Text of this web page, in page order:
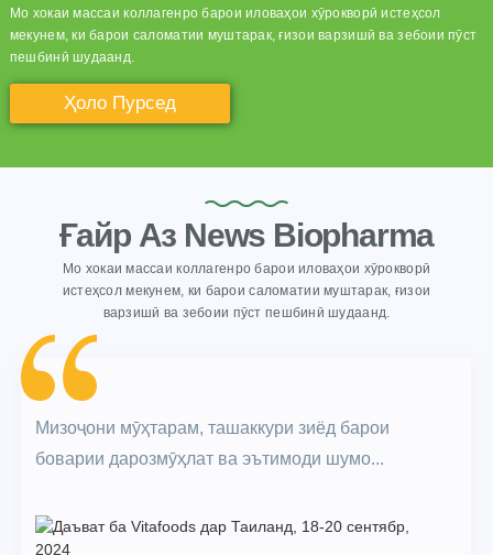
Мо хокаи массаи коллагенро барои иловаҳои хӯрокворӣ истеҳсол
мекунем, ки барои саломатии муштарак, ғизои варзишӣ ва зебоии пӯст
пешбинӣ шудаанд.
Ҳоло Пурсед
Ғайр Аз News Biopharma
Мо хокаи массаи коллагенро барои иловаҳои хӯрокворӣ
истеҳсол мекунем, ки барои саломатии муштарак, ғизои
варзишӣ ва зебоии пӯст пешбинӣ шудаанд.
Мизоҷони мӯҳтарам, ташаккури зиёд барои
боварии дарозмӯҳлат ва эътимоди шумо...